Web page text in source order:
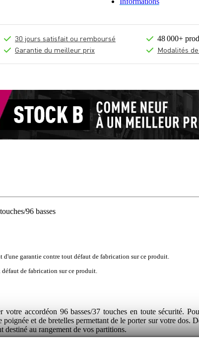
30 jours satisfait ou remboursé
Garantie du meilleur prix
48 000+
Modalités
96 basses
d'une garantie contre tout défaut de fabrication sur ce produit.
de fabrication sur ce produit.
accordéon 96 basses/37 touches en toute sécurité.
poignée et de bretelles permettant de le porter sur votre dos.
destiné au rangement de vos partitions.